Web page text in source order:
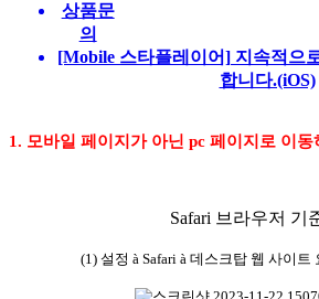
상품문
의
[Mobile 스타플레이어] 지속적으
합니다.(iOS)
1. 모바일 페이지가 아닌 pc 페이지로 이동
Safari 브라우저 기
(1) 설정 à Safari à 데스크탑 웹 사이트